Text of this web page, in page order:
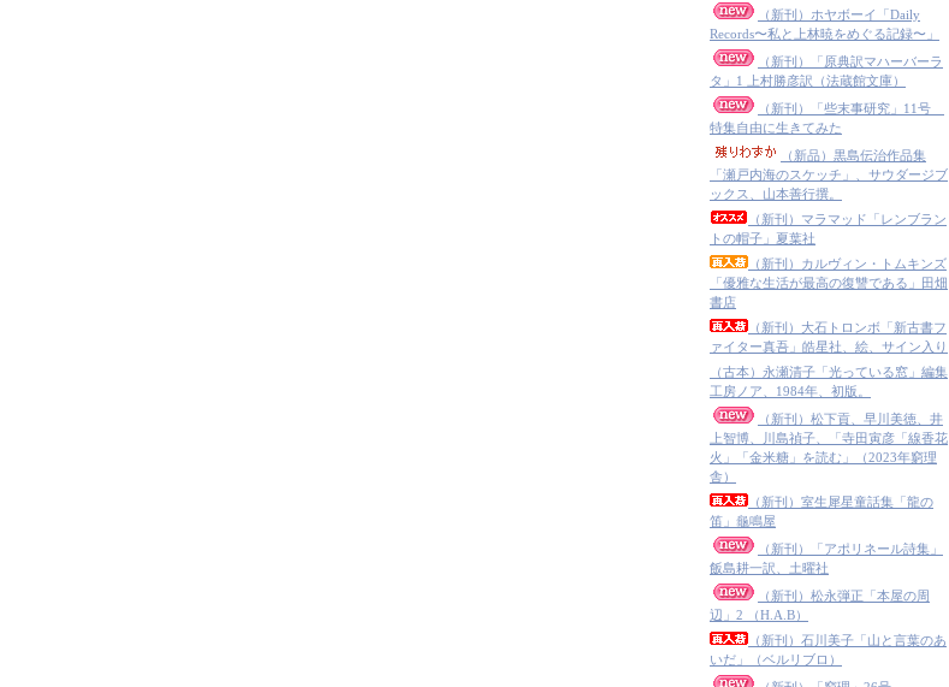
（新刊）ホヤボーイ「Daily
Records〜私と上林暁をめぐる記録〜」
（新刊）「原典訳マハーバーラ
タ」1 上村勝彦訳（法蔵館文庫）
（新刊）「些末事研究」11号
特集自由に生きてみた
（新品）黒島伝治作品集
「瀬戸内海のスケッチ」、サウダージブ
ックス、山本善行撰。
（新刊）マラマッド「レンブラン
トの帽子」夏葉社
（新刊）カルヴィン・トムキンズ
「優雅な生活が最高の復讐である」田畑
書店
（新刊）大石トロンボ「新古書フ
ァイター真吾」皓星社、絵、サイン入り
（古本）永瀬清子「光っている窓」編集
工房ノア、1984年、初版。
（新刊）松下貢、早川美徳、井
上智博、川島禎子、「寺田寅彦「線香花
火」「金米糖」を読む」（2023年窮理
舎）
（新刊）室生犀星童話集「龍の
笛」龜鳴屋
（新刊）「アポリネール詩集」
飯島耕一訳、土曜社
（新刊）松永弾正「本屋の周
辺」2 （H.A.B）
（新刊）石川美子「山と言葉のあ
いだ」（ベルリブロ）